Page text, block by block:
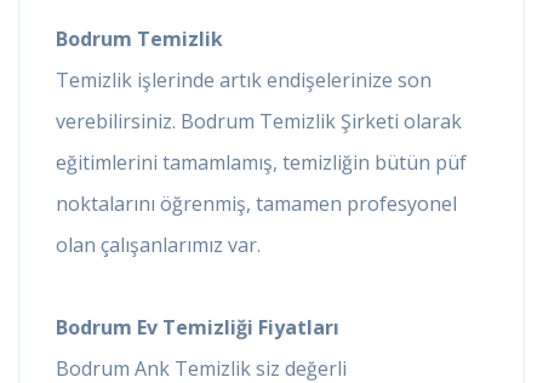
Bodrum Temizlik
Temizlik işlerinde artık endişelerinize son
verebilirsiniz. Bodrum Temizlik Şirketi olarak
eğitimlerini tamamlamış, temizliğin bütün püf
noktalarını öğrenmiş, tamamen profesyonel
olan çalışanlarımız var.
Bodrum Ev Temizliği Fiyatları
Bodrum Ank Temizlik siz değerli